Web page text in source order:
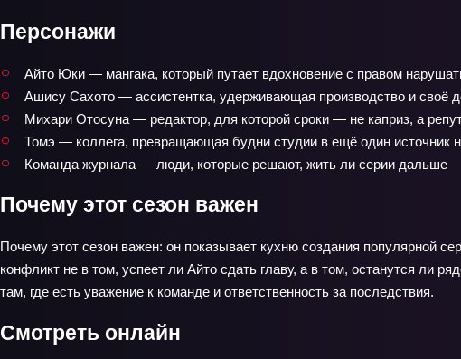
Персонажи
Айто Юки — мангака, который путает вдохновение с правом
Ашису Сахото — ассистентка, удерживающая производство и своё
Михари Отосуна — редактор, для которой сроки — не каприз, а
Томэ — коллега, превращающая будни студии в ещё один источник
Команда журнала — люди, которые решают, жить ли серии дальше
Почему этот сезон важен
Почему этот сезон важен: он показывает кухню создания популярной
конфликт не в том, успеет ли Айто сдать главу, а в том, останутся ли
там, где есть уважение к команде и ответственность за последствия.
Смотреть онлайн